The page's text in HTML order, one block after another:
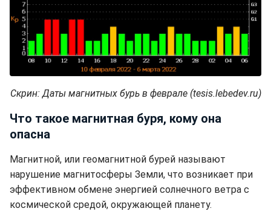
Скрин: Даты магнитных бурь в феврале (tesis.lebedev.ru)
Что такое магнитная буря, кому она
опасна
Магнитной, или геомагнитной бурей называют
нарушение магнитосферы Земли, что возникает при
эффективном обмене энергией солнечного ветра с
космической средой, окружающей планету.